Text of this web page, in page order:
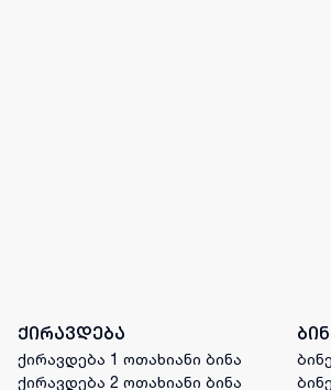
ქირავდება
ქირავდება 1 ოთახიანი ბინა
ქირავდება 2 ოთახიანი ბინა